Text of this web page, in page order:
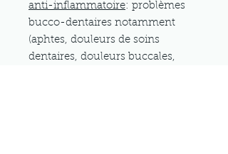
anti-inflammatoire: problèmes
bucco-dentaires notamment
(aphtes, douleurs de soins
dentaires, douleurs buccales,